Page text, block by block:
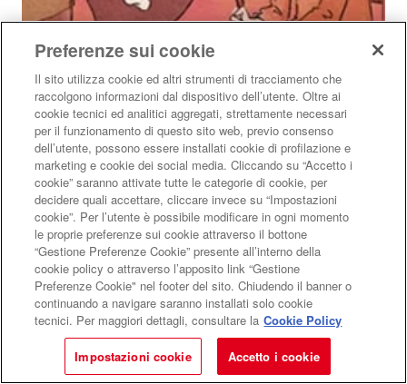
La diversità rende unici
In occasione della Giornata internazionale delle persone
con disabilità, ecco i libri consigliati
ARCIPELAGO KIDZ Dazeroasei
DiAngela Resta
GIORNATA INTERNAZIONALE DELLE PERSONE CON DISABILITÀ
0-6 ANNI BAMBINI E RAGAZZI
Preferenze sui cookie
Il sito utilizza cookie ed altri strumenti di tracciamento che
raccolgono informazioni dal dispositivo dell’utente. Oltre ai
cookie tecnici ed analitici aggregati, strettamente necessari
per il funzionamento di questo sito web, previo consenso
dell’utente, possono essere installati cookie di profilazione e
marketing e cookie dei social media. Cliccando su “Accetto i
cookie” saranno attivate tutte le categorie di cookie, per
decidere quali accettare, cliccare invece su “Impostazioni
cookie”. Per l’utente è possibile modificare in ogni momento
le proprie preferenze sui cookie attraverso il bottone
“Gestione Preferenze Cookie” presente all’interno della
cookie policy o attraverso l’apposito link “Gestione
Preferenze Cookie" nel footer del sito. Chiudendo il banner o
continuando a navigare saranno installati solo cookie
tecnici. Per maggiori dettagli, consultare la Cookie Policy
Impostazioni cookie Accetto i cookie